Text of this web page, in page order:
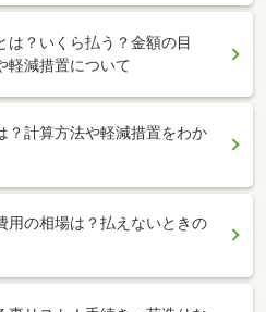
は？いくら払う？金額の目
軽減措置について
？計算方法や軽減措置をわか
用の相場は？払えないときの